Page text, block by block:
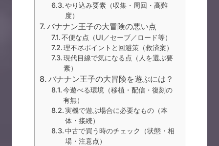
やり込み要素（収集・周回・高難
度）
バナナン王子の大冒険の悪い点
不便な点（UI／セーブ／ロード等）
理不尽ポイントと回避策（救済案）
現代目線で気になる点（人を選ぶ要
素）
バナナン王子の大冒険を遊ぶには？
今遊べる環境（移植・配信・復刻の
有無）
実機で遊ぶ場合に必要なもの（本
体・接続）
中古で買う時のチェック（状態・相
場・注意点）